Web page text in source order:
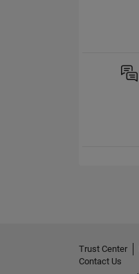
Trust Center
Contact Us